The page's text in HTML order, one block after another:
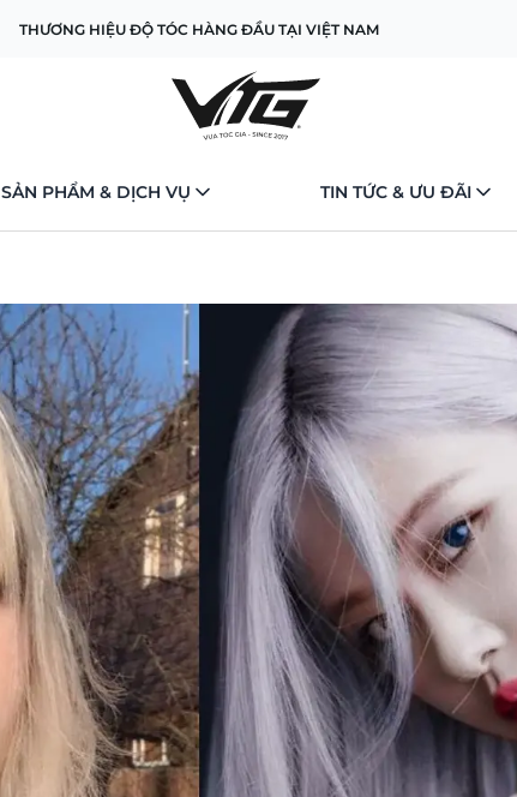
THƯƠNG HIỆU ĐỘ TÓC HÀNG ĐẦU TẠI VIỆT NAM
SẢN PHẨM & DỊCH VỤ TIN TỨC & ƯU ĐÃI